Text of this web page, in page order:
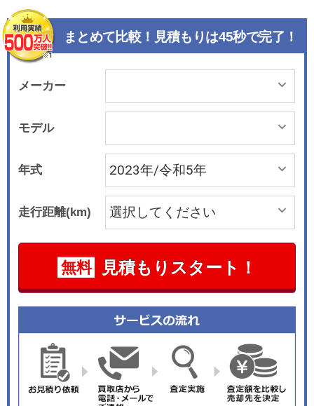
ーバーをあしらったAMG専用フロントグリルを採
用した。ホイールデザインも刷新され、A35 4MA
TICには18インチAMG 10スポークアルミホイー
ル、A45 S 4MATIC+には19インチAMG 5ツイン
スポークアルミホイールを標準装備とした。その
ほか、ボディカラーに新色の「ローズゴールド」
を追加設定している。 インテリアでは、先に発売
されたAクラス同様に、センターコンソールにあ
ったタッチパッドをなくして、新世代のツインス
ポークステアリングホイールを採用。ナビゲーシ
ョンやインストルメントクラスター内の各種設定
や安全運転支援システムの設定を手元で行えるよ
うにした。ステアリングホイールのセンサーも静
電容量式タッチセンサーに改良されている。さら
バンスドパッケージを選択すると、シートの素材
として本革ブラックが選択可能になっている（A4
5 S 4MATIC＋には標準装備）。加えて、最新世代
の対話型インフォテインメントシステム「MBU
X」と「MBUX AR （AugmentedReality = 拡張現
まとめて比較！見積もりは45秒で完了！
メーカー
モデル
年式
走行距離(km)
無料 見積もりスタート！